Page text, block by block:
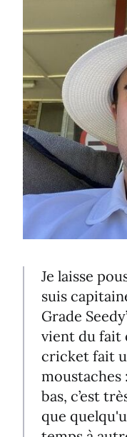
Je laisse
suis
Grade
vient du fait
cricket fait
moustaches
bas, c’est
que